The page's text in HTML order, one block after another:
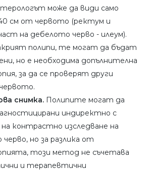
може да види само
см от червото (ректум и
на дебелото черво - илеум).
полипи, те могат да бъдат
но е необходима допълнителна
за да се проверят други
снимка. Полипите могат да
индиректно с
контрастно изследване на
но за разлика от
този метод не съчетава
и терапевтични